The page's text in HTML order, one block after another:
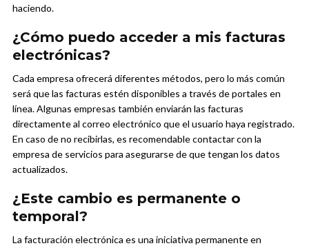
haciendo.
¿Cómo puedo acceder a mis facturas
electrónicas?
Cada empresa ofrecerá diferentes métodos, pero lo más común
será que las facturas estén disponibles a través de portales en
línea. Algunas empresas también enviarán las facturas
directamente al correo electrónico que el usuario haya registrado.
En caso de no recibirlas, es recomendable contactar con la
empresa de servicios para asegurarse de que tengan los datos
actualizados.
¿Este cambio es permanente o
temporal?
La facturación electrónica es una iniciativa permanente en